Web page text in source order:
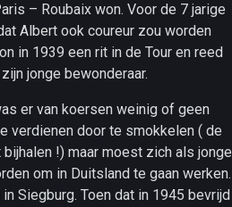
– Roubaix won. Voor de 7 jarige
Albert ook coureur zou worden
in 1939 een rit in de Tour en reed
jonge bewonderaar.
er van koersen weinig of geen
verdienen door te smokkelen ( de
!) maar moest zich als jonge
om in Duitsland te gaan werken.
Siegburg. Toen dat in 1945 bevrijd